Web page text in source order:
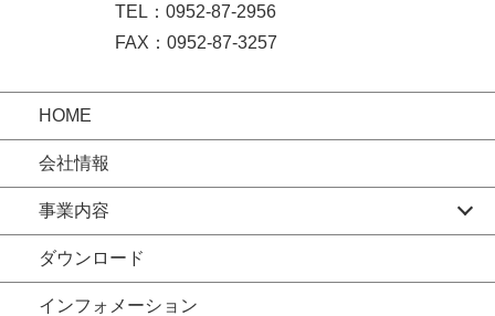
TEL：0952-87-2956
FAX：0952-87-3257
HOME
会社情報
事業内容
ダウンロード
インフォメーション